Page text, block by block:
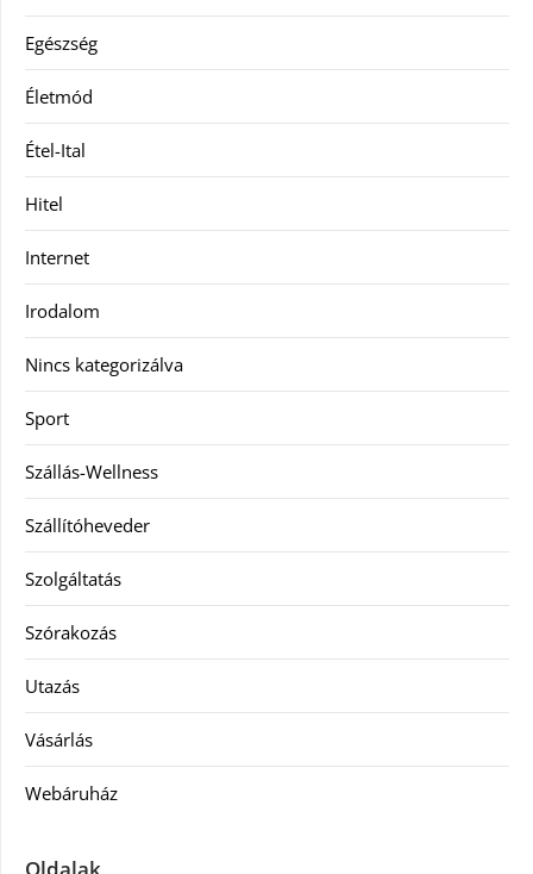
Egészség
Életmód
Étel-Ital
Hitel
Internet
Irodalom
Nincs kategorizálva
Sport
Szállás-Wellness
Szállítóheveder
Szolgáltatás
Szórakozás
Utazás
Vásárlás
Webáruház